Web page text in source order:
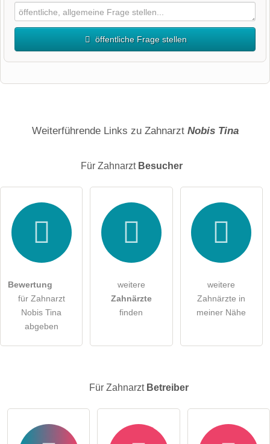
öffentliche Frage stellen
E-Mail-Adresse (wird nicht veröffentlicht)
Hiermit akzeptiere ich die .
öffentliche Frage stellen Abbrechen
Hinweis:
Weiterführende Links zu Zahnarzt Nobis Tina
Für Zahnarzt Besucher
Bewertung
für Zahnarzt
Nobis Tina
abgeben
weitere
Zahnärzte
finden
weitere
Zahnärzte in
meiner Nähe
Für Zahnarzt Betreiber